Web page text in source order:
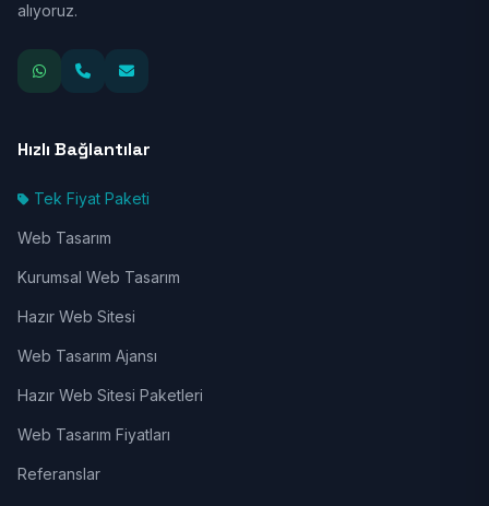
alıyoruz.
Hızlı Bağlantılar
Tek Fiyat Paketi
Web Tasarım
Kurumsal Web Tasarım
Hazır Web Sitesi
Web Tasarım Ajansı
Hazır Web Sitesi Paketleri
Web Tasarım Fiyatları
Referanslar